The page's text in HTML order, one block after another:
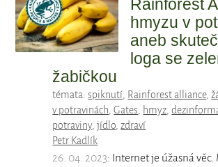
Rainforest
hmyzu v
aneb
loga se
žabičkou
témata:spiknutí, Rainforest alliance,
v potravinách,Gates, hmyz,
potraviny,jídlo,zdraví
Petr Kadlík
26. 04. 2023: Internet je úžasná